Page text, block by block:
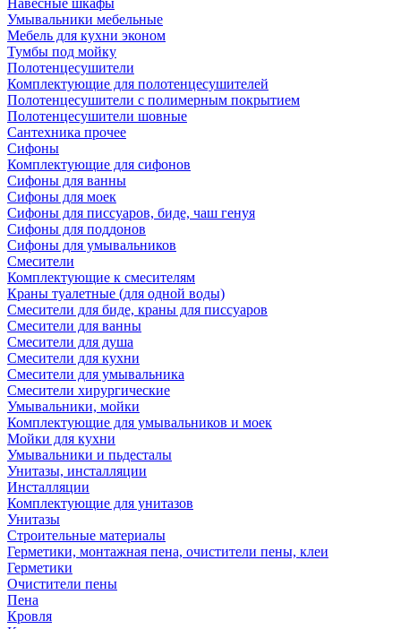
Навесные шкафы
Умывальники мебельные
Мебель для кухни эконом
Тумбы под мойку
Полотенцесушители
Комплектующие для полотенцесушителей
Полотенцесушители с полимерным покрытием
Полотенцесушители шовные
Сантехника прочее
Сифоны
Комплектующие для сифонов
Сифоны для ванны
Сифоны для моек
Сифоны для писсуаров, биде, чаш генуя
Сифоны для поддонов
Сифоны для умывальников
Смесители
Комплектующие к смесителям
Краны туалетные (для одной воды)
Смесители для биде, краны для писсуаров
Смесители для ванны
Смесители для душа
Смесители для кухни
Смесители для умывальника
Смесители хирургические
Умывальники, мойки
Комплектующие для умывальников и моек
Мойки для кухни
Умывальники и пьдесталы
Унитазы, инсталляции
Инсталляции
Комплектующие для унитазов
Унитазы
Строительные материалы
Герметики, монтажная пена, очистители пены, клеи
Герметики
Очистители пены
Пена
Кровля